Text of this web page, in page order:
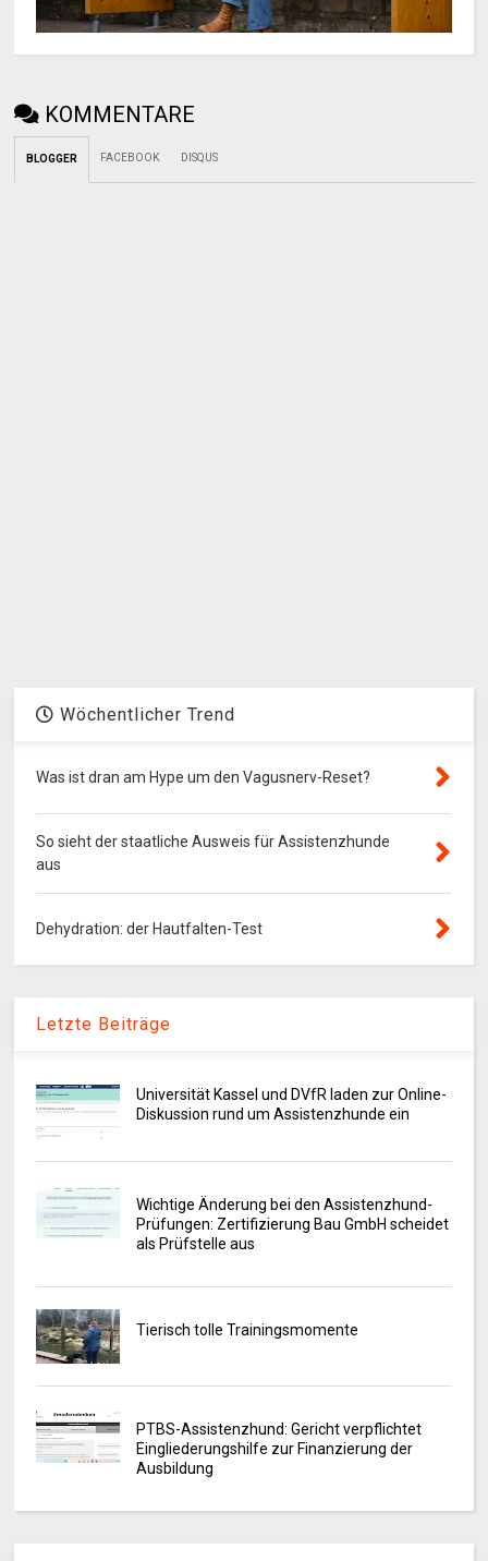
KOMMENTARE
BLOGGER FACEBOOK DISQUS
Wöchentlicher Trend
Was ist dran am Hype um den Vagusnerv-Reset?
So sieht der staatliche Ausweis für Assistenzhunde
aus
Dehydration: der Hautfalten-Test
Letzte Beiträge
Universität Kassel und DVfR laden zur Online-
Diskussion rund um Assistenzhunde ein
Wichtige Änderung bei den Assistenzhund-
Prüfungen: Zertifizierung Bau GmbH scheidet
als Prüfstelle aus
Tierisch tolle Trainingsmomente
PTBS-Assistenzhund: Gericht verpflichtet
Eingliederungshilfe zur Finanzierung der
Ausbildung